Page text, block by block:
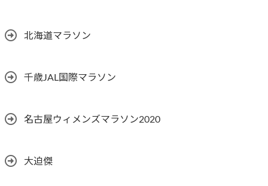
北海道マラソン
千歳JAL国際マラソン
名古屋ウィメンズマラソン2020
大迫傑